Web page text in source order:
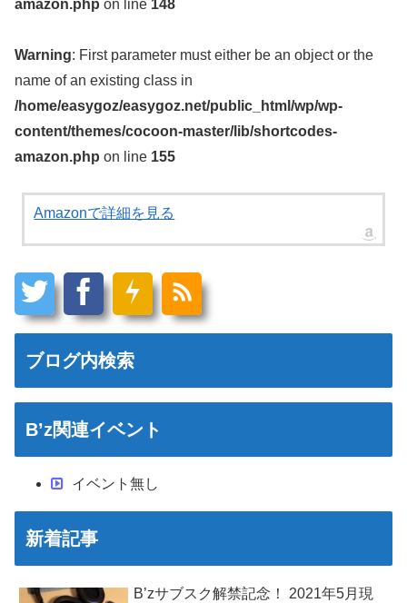
amazon.php on line 148
Warning: First parameter must either be an object or the
name of an existing class in
/home/easygoz/easygoz.net/public_html/wp/wp-
content/themes/cocoon-master/lib/shortcodes-
amazon.php on line 155
Amazonで詳細を見る
ブログ内検索
B’z関連イベント
イベント無し
新着記事
B’zサブスク解禁記念！ 2021年5月現